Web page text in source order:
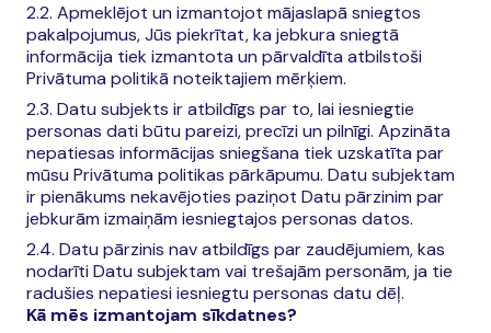
2.2. Apmeklējot un izmantojot mājaslapā sniegtos
pakalpojumus, Jūs piekrītat, ka jebkura sniegtā
informācija tiek izmantota un pārvaldīta atbilstoši
Privātuma politikā noteiktajiem mērķiem.
2.3. Datu subjekts ir atbildīgs par to, lai iesniegtie
personas dati būtu pareizi, precīzi un pilnīgi. Apzināta
nepatiesas informācijas sniegšana tiek uzskatīta par
mūsu Privātuma politikas pārkāpumu. Datu subjektam
ir pienākums nekavējoties paziņot Datu pārzinim par
jebkurām izmaiņām iesniegtajos personas datos.
2.4. Datu pārzinis nav atbildīgs par zaudējumiem, kas
nodarīti Datu subjektam vai trešajām personām, ja tie
radušies nepatiesi iesniegtu personas datu dēļ.
Kā mēs izmantojam sīkdatnes?